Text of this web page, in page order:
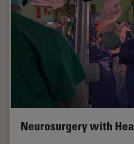
Neurosurgery with